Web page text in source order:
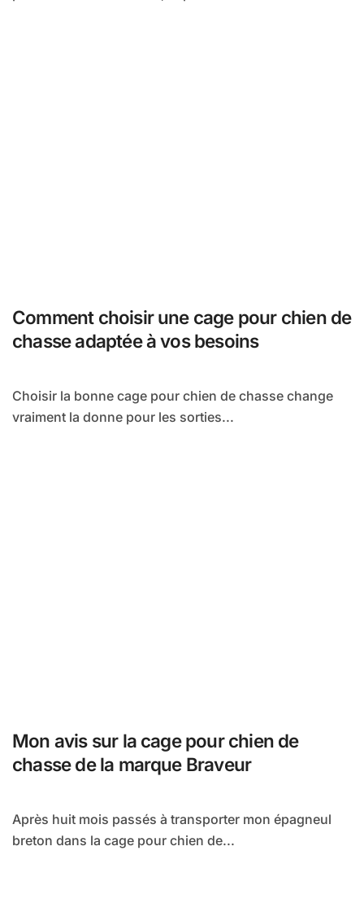
Comment choisir une cage pour chien de
chasse adaptée à vos besoins
Choisir la bonne cage pour chien de chasse change
vraiment la donne pour les sorties...
Mon avis sur la cage pour chien de
chasse de la marque Braveur
Après huit mois passés à transporter mon épagneul
breton dans la cage pour chien de...